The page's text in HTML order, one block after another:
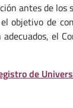
antes de
de
el
de